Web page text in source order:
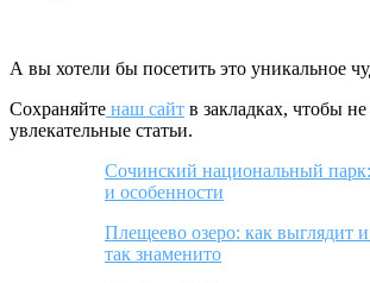
А вы хотели бы посетить это уникальное
Сохраняйте наш сайт в закладках, чтобы
увлекательные статьи.
Сочинский национальный
и особенности
Плещеево озеро: как выглядит
так знаменито